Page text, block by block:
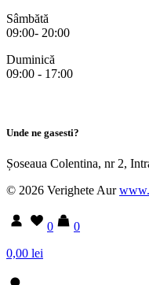
Sâmbătă
09:00- 20:00
Duminică
09:00 - 17:00
Unde ne gasesti?
Șoseaua Colentina, nr 2,
© 2026 Verighete Aur
0
0
0,00 lei